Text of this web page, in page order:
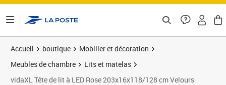
Accueil boutique
Mobilier et décoration
Meubles de chambre
Lits et matelas
vidaXL Tête de lit à LED Rose 203x16x118/128 cm Velours